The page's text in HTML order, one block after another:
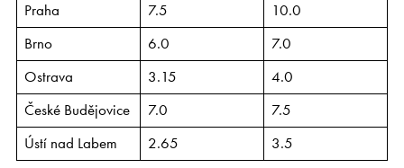
Praha 7.5
10.0
Brno
6.0
7.0
Ostrava
3.15
4.0
České Budějovice
7.0
7.5
Ústí nad Labem
2.65 3.5